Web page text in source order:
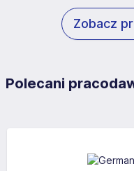
Zobacz
Polecani